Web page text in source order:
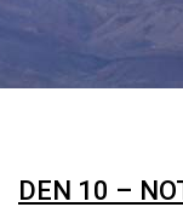
DEN 10 –